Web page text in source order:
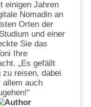
einigen Jahren
Nomadin an
Orten der
und einer
Sie das
Ihre
„Es gefällt
zu reisen, dabei
allem auch